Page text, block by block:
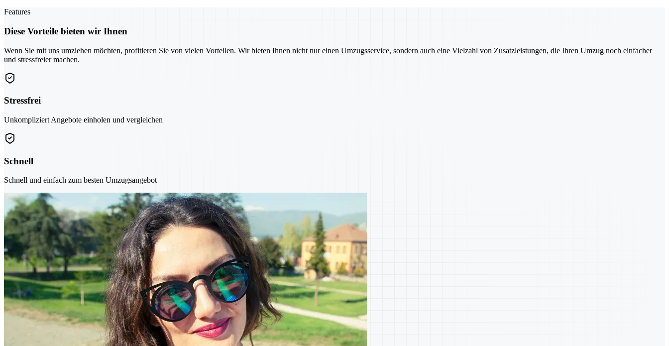
Features
Diese Vorteile bieten wir Ihnen
Wenn Sie mit uns umziehen möchten, profitieren Sie von vielen Vorteilen. Wir bieten Ihnen nicht nur einen Umzugsservice, sondern auch eine Vielzahl von Zusatzleistungen, die Ihren Umzug noch einfacher
und stressfreier machen.
Stressfrei
Unkompliziert Angebote einholen und vergleichen
Schnell
Schnell und einfach zum besten Umzugsangebot